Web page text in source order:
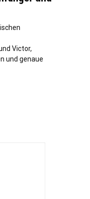
Victor,
und genaue